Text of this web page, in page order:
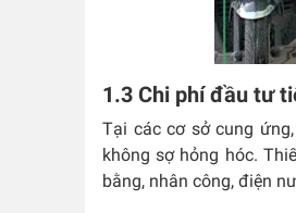
1.3 Chi phí đầu tư
Tại các cơ sở cung
không sợ hỏng hóc.
bằng, nhân công, điện